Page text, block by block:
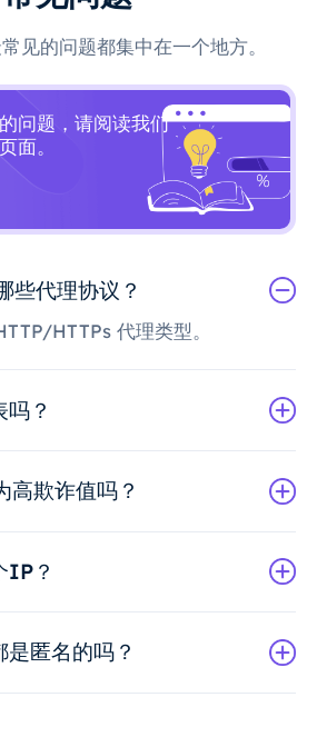
见的问题都集中在一个地方。
问题，请阅读我们
面。
些代理协议？
HTTPs 代理类型。
？
欺诈值吗？
IP？
匿名的吗？